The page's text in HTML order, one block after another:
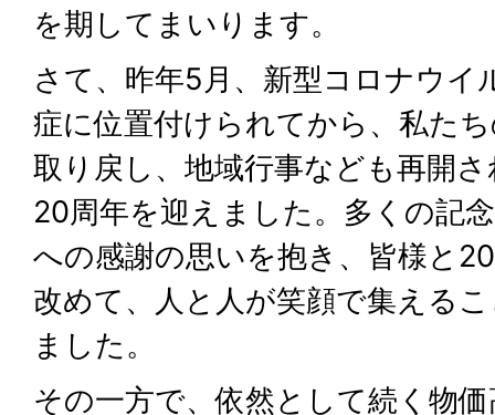
を期してまいります。
さて、昨年5月、新型コロナウイ
症に位置付けられてから、私た
取り戻し、地域行事なども再開
20周年を迎えました。多くの記
への感謝の思いを抱き、皆様と
改めて、人と人が笑顔で集える
ました。
その一方で、依然として続く物